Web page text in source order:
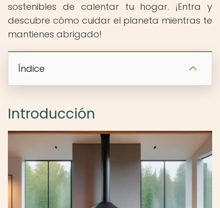
sostenibles de calentar tu hogar. ¡Entra y
descubre cómo cuidar el planeta mientras te
mantienes abrigado!
Índice
Introducción